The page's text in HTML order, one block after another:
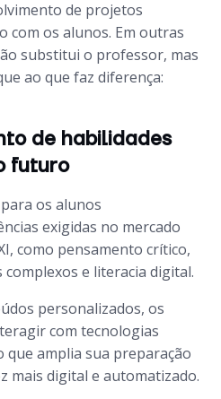
de projetos
com os alunos. Em outras
substitui o professor, mas
ao que faz diferença:
de habilidades
futuro
os alunos
exigidas no mercado
como pensamento crítico,
e literacia digital.
personalizados, os
com tecnologias
que amplia sua preparação
mais digital e automatizado.